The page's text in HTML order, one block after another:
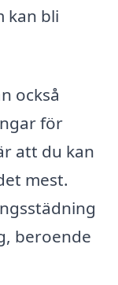
kan bli
också
för
att du kan
mest.
beroende